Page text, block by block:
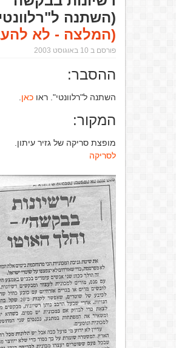
(השתנה
(המלצה - לא
פורסם ב 10 באוגוסט 2003
ההסבר:
השתנה ל"רלוונטי". ראוכאן
המקור:
מופצת סריקה של גזיר עיתון.
לסריקה